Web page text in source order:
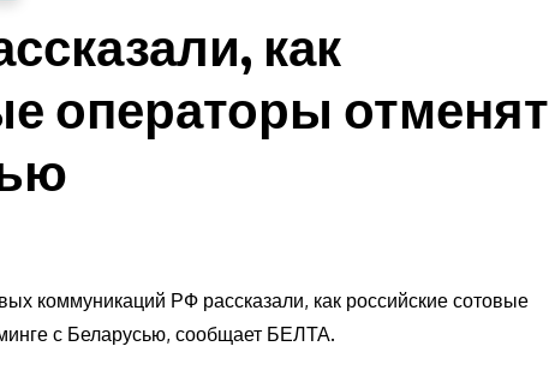
как
операторы отменят
коммуникаций РФ рассказали, как российские сотовые
с Беларусью, сообщает БЕЛТА.